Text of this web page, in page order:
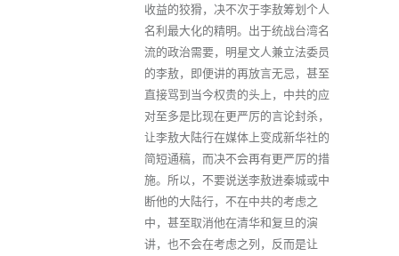
收益的狡猾，决不次于李敖筹划个人
名利最大化的精明。出于统战台湾名
流的政治需要，明星文人兼立法委员
的李敖，即便讲的再放言无忌，甚至
直接骂到当今权贵的头上，中共的应
对至多是比现在更严厉的言论封杀，
让李敖大陆行在媒体上变成新华社的
简短通稿，而决不会再有更严厉的措
施。所以，不要说送李敖进秦城或中
断他的大陆行，不在中共的考虑之
中，甚至取消他在清华和复旦的演
讲，也不会在考虑之列，反而是让